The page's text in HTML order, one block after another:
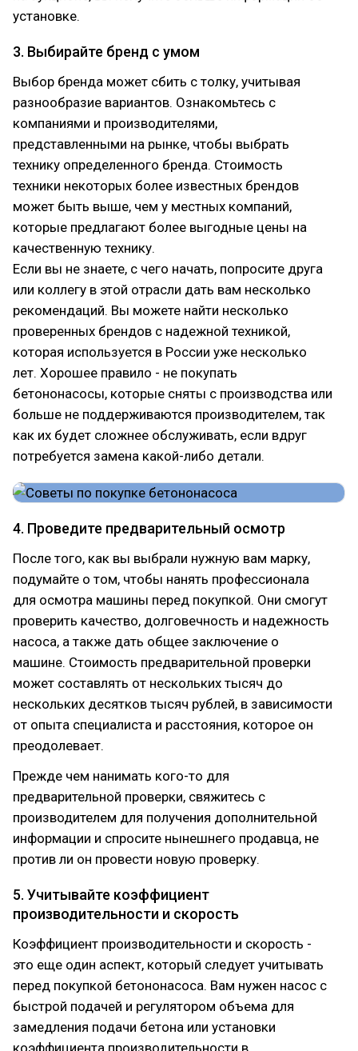
установке.
3. Выбирайте бренд с умом
Выбор бренда может сбить с толку, учитывая
разнообразие вариантов. Ознакомьтесь с
компаниями и производителями,
представленными на рынке, чтобы выбрать
технику определенного бренда. Стоимость
техники некоторых более известных брендов
может быть выше, чем у местных компаний,
которые предлагают более выгодные цены на
качественную технику.
Если вы не знаете, с чего начать, попросите друга
или коллегу в этой отрасли дать вам несколько
рекомендаций. Вы можете найти несколько
проверенных брендов с надежной техникой,
которая используется в России уже несколько
лет. Хорошее правило - не покупать
бетононасосы, которые сняты с производства или
больше не поддерживаются производителем, так
как их будет сложнее обслуживать, если вдруг
потребуется замена какой-либо детали.
4. Проведите предварительный осмотр
После того, как вы выбрали нужную вам марку,
подумайте о том, чтобы нанять профессионала
для осмотра машины перед покупкой. Они смогут
проверить качество, долговечность и надежность
насоса, а также дать общее заключение о
машине. Стоимость предварительной проверки
может составлять от нескольких тысяч до
нескольких десятков тысяч рублей, в зависимости
от опыта специалиста и расстояния, которое он
преодолевает.
Прежде чем нанимать кого-то для
предварительной проверки, свяжитесь с
производителем для получения дополнительной
информации и спросите нынешнего продавца, не
против ли он провести новую проверку.
5. Учитывайте коэффициент
производительности и скорость
Коэффициент производительности и скорость -
это еще один аспект, который следует учитывать
перед покупкой бетононасоса. Вам нужен насос с
быстрой подачей и регулятором объема для
замедления подачи бетона или установки
коэффициента производительности в